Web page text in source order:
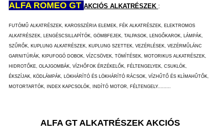
ALFA ROMEO GT AKCIÓS ALKATRÉSZEK :
FUTÓMŰ ALKATRÉSZEK, KAROSSZÉRIA ELEMEK, FÉK ALKATRÉSZEK, ELEKTROMOS
ALKATRÉSZEK, LENGÉSCSILLAPÍTÓK, GÖMBFEJEK, TALPASOK, LENGŐKAROK, LÁMPÁK,
SZŰRŐK, KUPLUNG ALKATRÉSZEK, KUPLUNG SZETTEK, VEZÉRLÉSEK, VEZÉRMŰLÁNC
GARNITÚRÁK, KIPUFOGÓ DOBOK, VÍZCSÖVEK, TÖMÍTÉSEK, MOTORIKUS ALKATRÉSZEK,
HIDROTŐKE, OLAJGOMBÁK, VÍZHŐFOK ÉRZÉKELŐK, FÉLTENGELYEK, CSUKLÓK,
ÉKSZÍJAK, KÖDLÁMPÁK, LÖKHÁRÍTÓ ÉS LÖKHÁRÍTÓ RÁCSOK, VÍZHŰTŐ ÉS KLÍMAHŰTŐK,
MOTORTARTÓK, INDEX KAPCSOLÓK, INDÍTÓ MOTOR, FÉLTENGELY.........
ALFA GT ALKATRÉSZEK AKCIÓS